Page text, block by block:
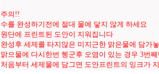
주의!!
수를 완성하기전에 절대 물에 닿지 않게 하세요
원단에 프린트된 도안이 지워집니다
완성후 세제를 타지않은 미지근한 맑은물에 담가
맑으물에 다시한번 헹군후 오염이 있는 경우 3번
처음부터 세제물에 담그면 도안프린트의 잉크가